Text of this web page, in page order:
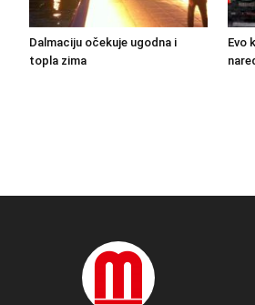
Dalmaciju očekuje ugodna i
topla zima
Evo